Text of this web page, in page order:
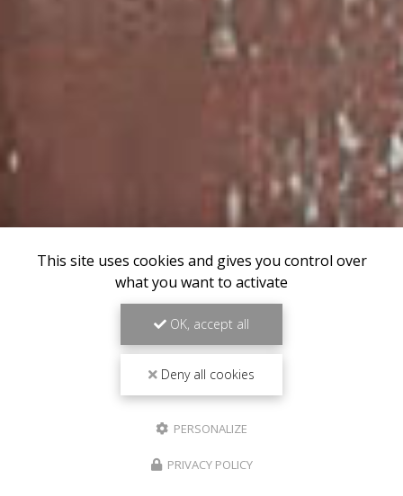
This site uses cookies and gives you control over
what you want to activate
OK, accept all
Deny all cookies
PERSONALIZE
PRIVACY POLICY